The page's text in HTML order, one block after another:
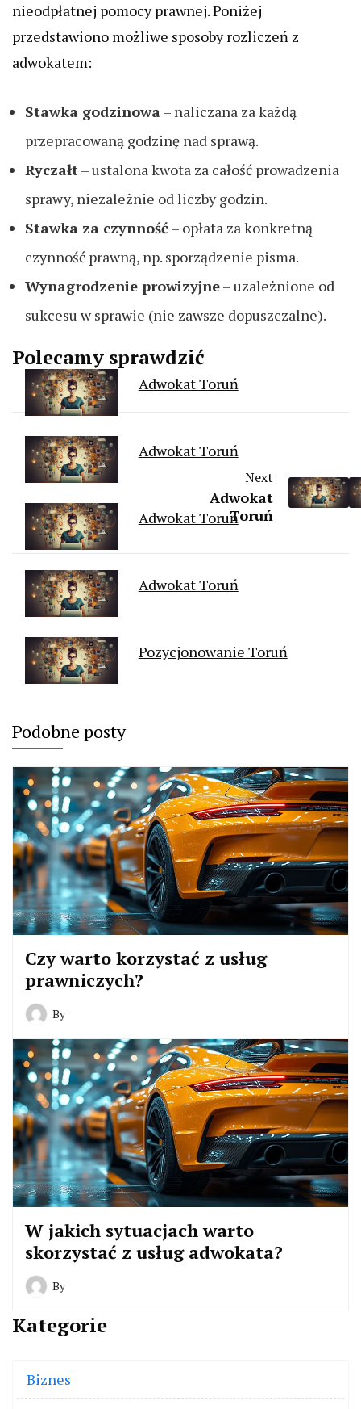
nieodpłatnej pomocy prawnej. Poniżej
przedstawiono możliwe sposoby rozliczeń z
adwokatem:
Stawka godzinowa – naliczana za każdą
przepracowaną godzinę nad sprawą.
Ryczałt– ustalona kwota za całość prowadzenia
sprawy, niezależnie od liczby godzin.
Stawka za czynność – opłata za konkretną
czynność prawną, np. sporządzenie pisma.
Wynagrodzenie prowizyjne– uzależnione od
sukcesu w sprawie (nie zawsze dopuszczalne).
Polecamy sprawdzić
Adwokat Toruń
Adwokat Toruń
Adwokat Toruń
Adwokat Toruń
Pozycjonowanie Toruń
Next
Adwokat
Toruń
Podobne posty
Czy warto korzystać z usług
prawniczych?
By
W jakich sytuacjach warto
skorzystać z usług adwokata?
By
Kategorie
Biznes